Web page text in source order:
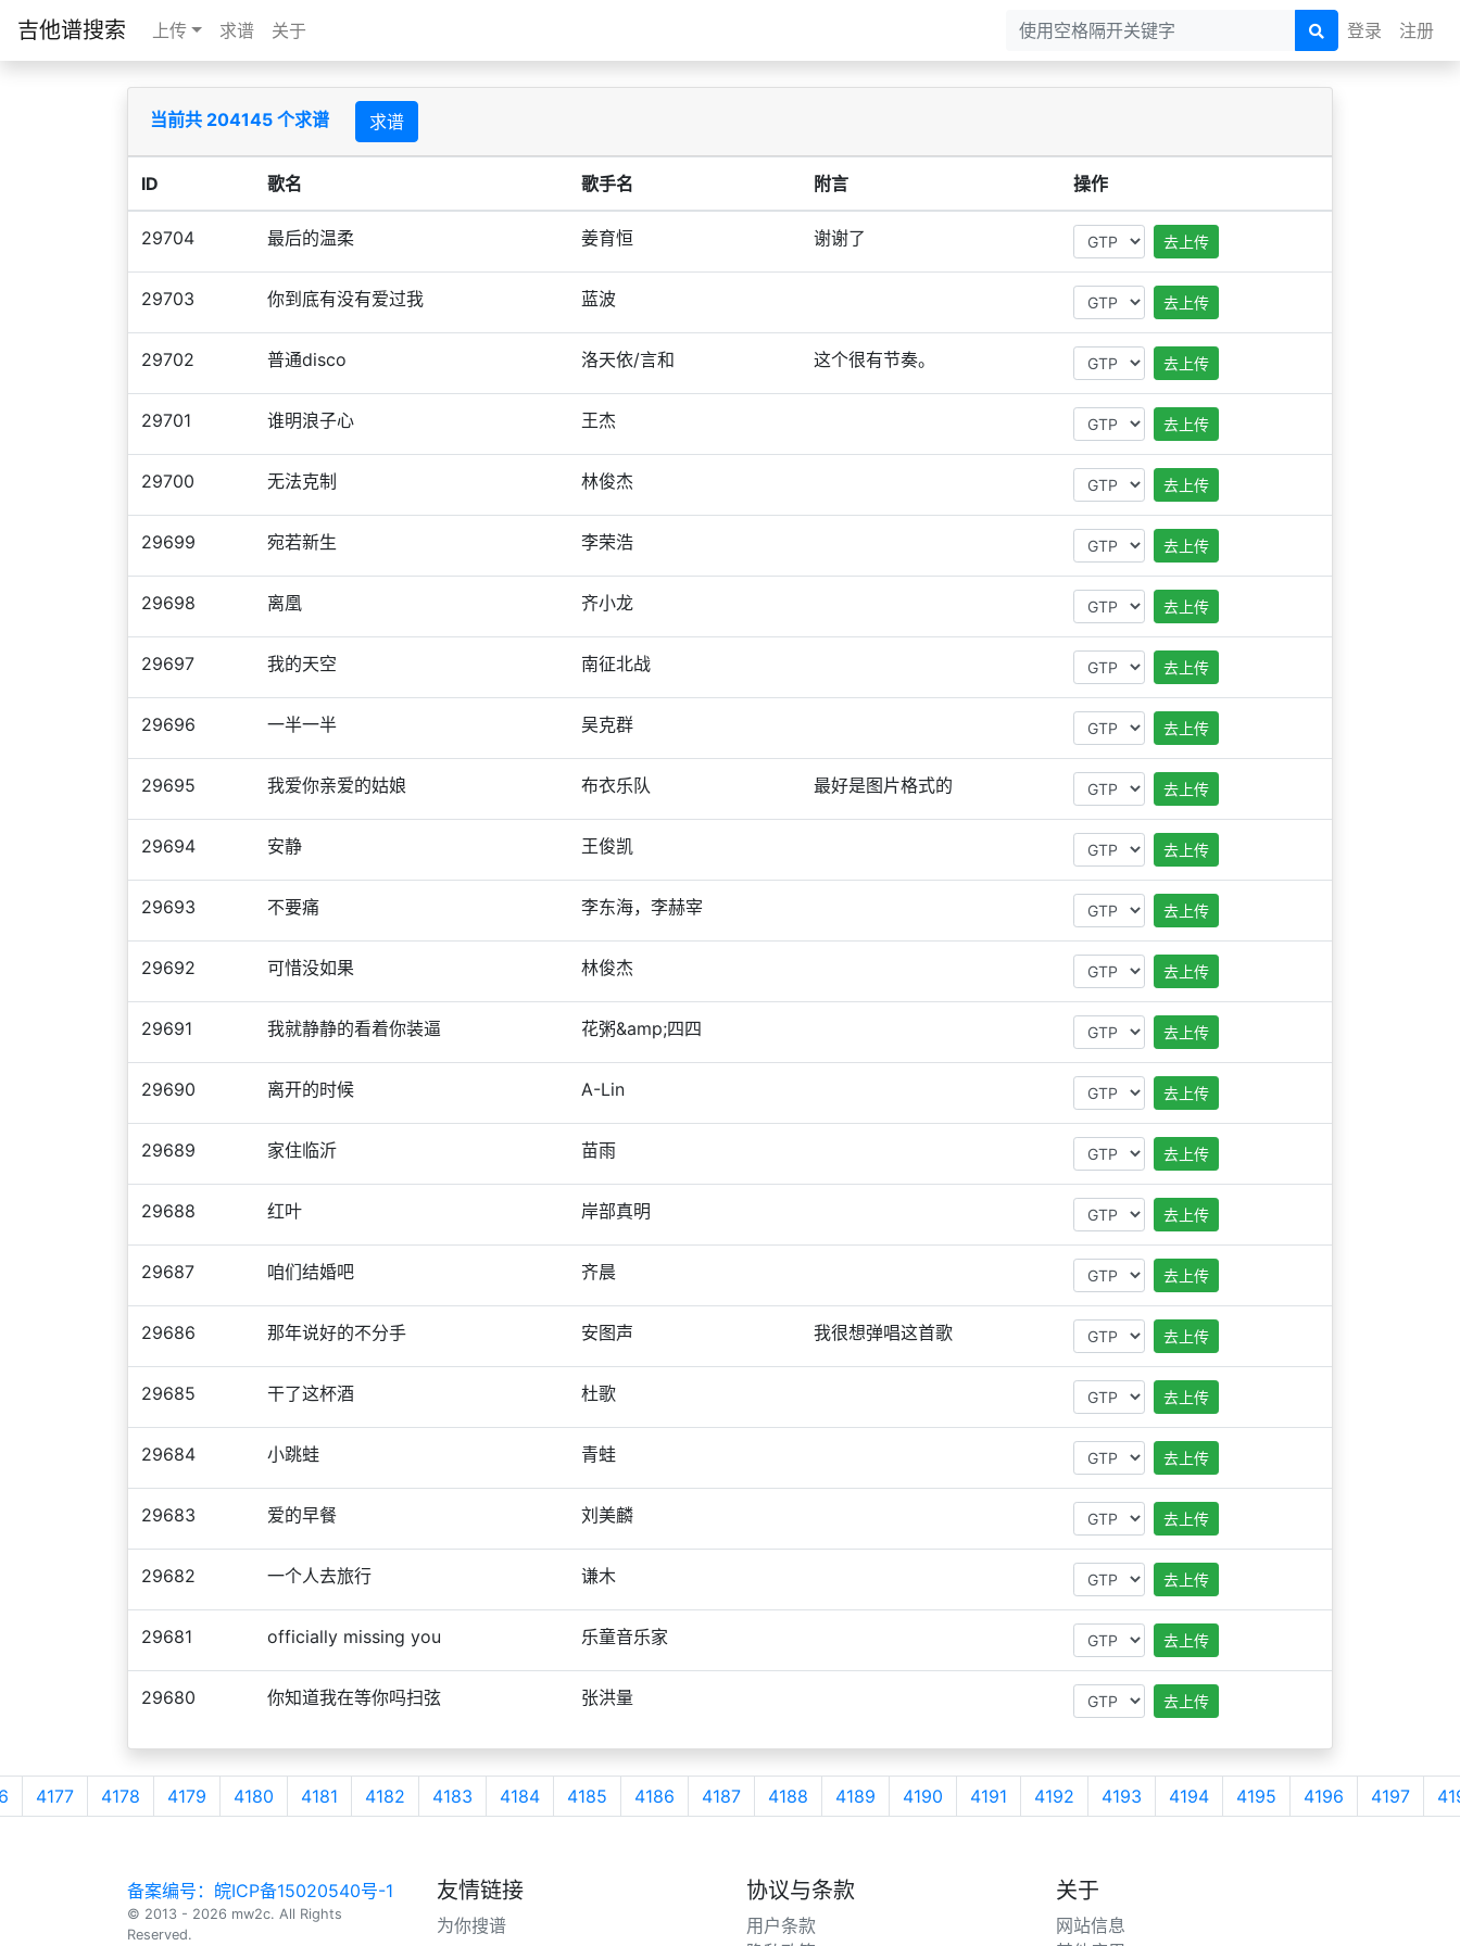
吉他谱搜索 上传 求谱 关于 登录 注册
当前共 204145 个求谱 求谱
ID 歌名 歌手名 附言 操作
29704 最后的温柔 姜育恒 谢谢了 去上传
29703 你到底有没有爱过我 蓝波 去上传
29702 普通disco 洛天依/言和 这个很有节奏。 去上传
29701 谁明浪子心 王杰 去上传
29700 无法克制 林俊杰 去上传
29699 宛若新生 李荣浩 去上传
29698 离凰 齐小龙 去上传
29697 我的天空 南征北战 去上传
29696 一半一半 吴克群 去上传
29695 我爱你亲爱的姑娘 布衣乐队 最好是图片格式的 去上传
29694 安静 王俊凯 去上传
29693 不要痛 李东海，李赫宰 去上传
29692 可惜没如果 林俊杰 去上传
29691 我就静静的看着你装逼 花粥&amp;四四 去上传
29690 离开的时候 A-Lin 去上传
29689 家住临沂 苗雨 去上传
29688 红叶 岸部真明 去上传
29687 咱们结婚吧 齐晨 去上传
29686 那年说好的不分手 安图声 我很想弹唱这首歌 去上传
29685 干了这杯酒 杜歌 去上传
29684 小跳蛙 青蛙 去上传
29683 爱的早餐 刘美麟 去上传
29682 一个人去旅行 谦木 去上传
29681 officially missing you 乐童音乐家 去上传
29680 你知道我在等你吗扫弦 张洪量 去上传
4177 4178 4179 4180 4181 4182 4183 4184 4185 4186 4187 4188 4189 4190 4191 4192 4193 4194 4195 4196 4197
备案编号：皖ICP备15020540号-1
© 2013 - 2026 mw2c. All Rights
Reserved.
友情链接
为你搜谱
协议与条款
用户条款
关于
网站信息